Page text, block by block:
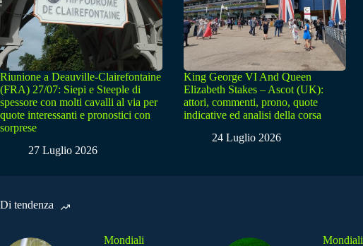
Riunione a Deauville-Clairefontaine
(FRA) 27/07: Siepi e Steeple di
spessore con molti cavalli al via per
quote interessanti e pronostici con
sorprese
27 Luglio 2026
King George VI And Queen
Elizabeth Stakes – Ascot (UK):
attori, commenti, prono, quote
indicative ed analisi della corsa
24 Luglio 2026
Di tendenza
Mondiali Mondiali